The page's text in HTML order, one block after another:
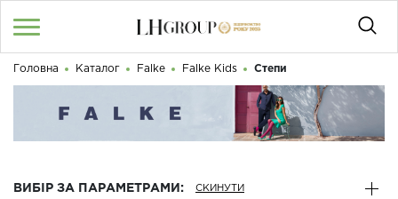
Увійти / Реєстрація
Доброго дня! Що Ви шукаєте?
Головна Каталог Falke Falke Kids Степи
ВИБІР ЗА ПАРАМЕТРАМИ: